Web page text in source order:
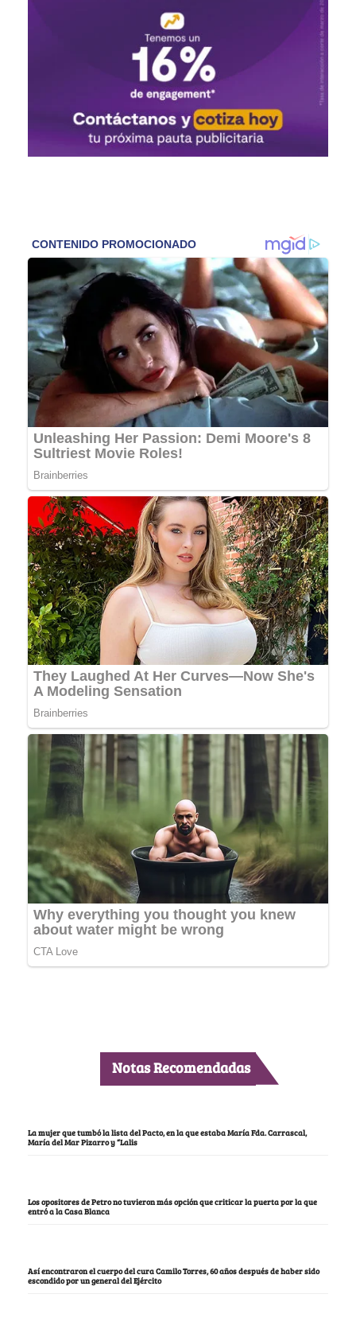
Notas Recomendadas
La mujer que tumbó la lista del Pacto, en la que estaba María Fda. Carrascal,
María del Mar Pizarro y “Lalis
Los opositores de Petro no tuvieron más opción que criticar la puerta por la que
entró a la Casa Blanca
Así encontraron el cuerpo del cura Camilo Torres, 60 años después de haber sido
escondido por un general del Ejército